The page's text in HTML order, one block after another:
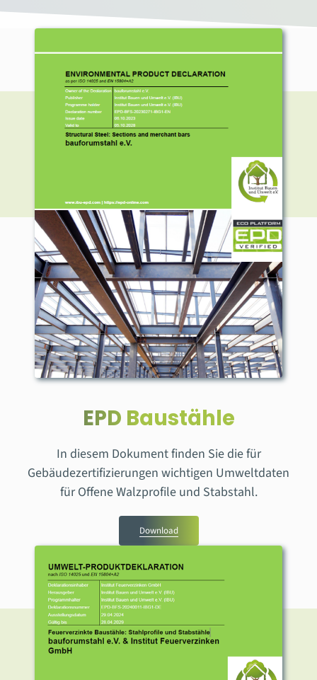
EPD Baustähle
In diesem Dokument finden Sie die für
Gebäudezertifizierungen wichtigen Umweltdaten
für Offene Walzprofile und Stabstahl.
Download